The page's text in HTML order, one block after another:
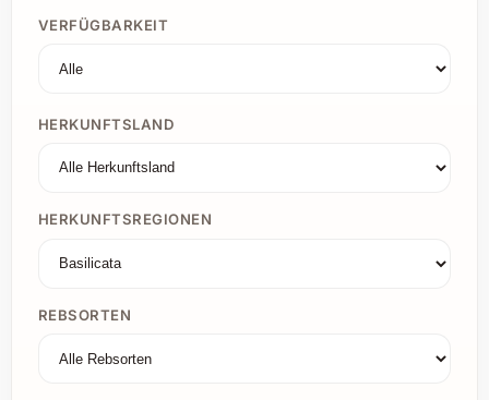
VERFÜGBARKEIT
HERKUNFTSLAND
HERKUNFTSREGIONEN
REBSORTEN